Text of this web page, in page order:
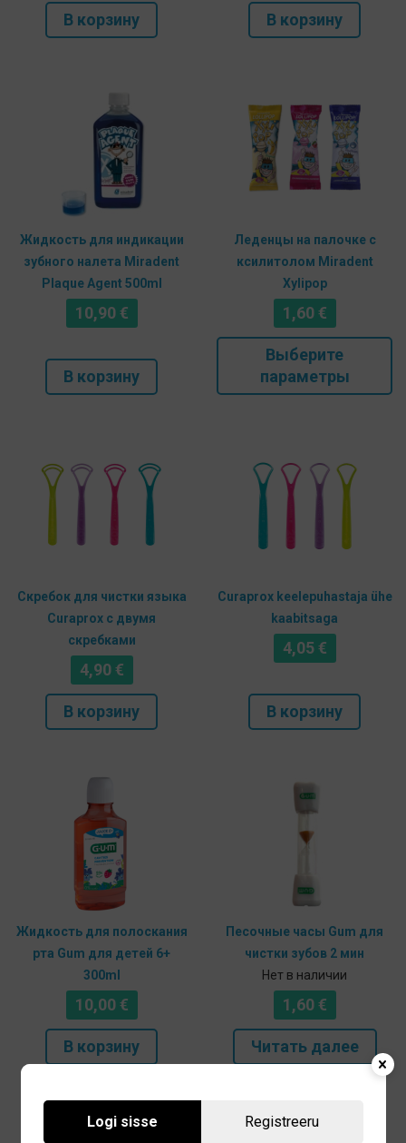
В корзину В корзину
Жидкость для индикации
зубного налета Miradent
Plaque Agent 500ml
10,90€
В корзину
Леденцы на палочке с
ксилитолом Miradent
Xylipop
1,60€
Выберите
параметры
Скребок для чистки языка
Curaprox с двумя
скребками
4,90€
В корзину
Curaprox keelepuhastaja ühe
kaabitsaga
4,05€
В корзину
Жидкость для полоскания
рта Gum для детей 6+
300ml
10,00€
В корзину
Песочные часы Gum для
чистки зубов 2 мин
Нет в наличии
1,60€
Читать далее
Logi sisse Registreeru